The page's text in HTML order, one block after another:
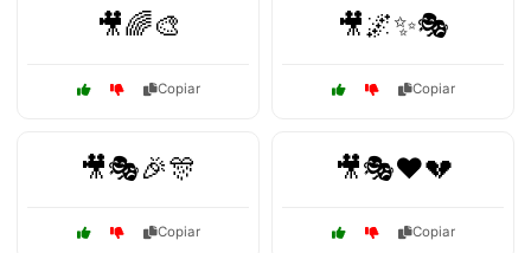
🎥🌈🎨
Copiar
🎥🌌✨🎭
Copiar
🎥🎭🎉🎊
Copiar
🎥🎭❤️💔
Copiar